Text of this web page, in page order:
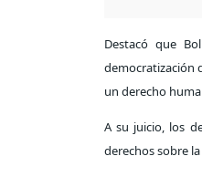
Destacó que
democratización
un derecho
A su juicio, los
derechos sobre